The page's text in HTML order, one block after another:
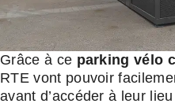
Grâce à ce parking vélo
RTE vont pouvoir
avant d’accéder à leur